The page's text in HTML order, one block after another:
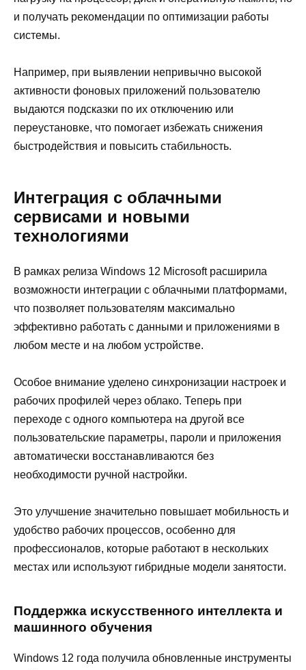
и получать рекомендации по оптимизации работы
системы.
Например, при выявлении непривычно высокой
активности фоновых приложений пользователю
выдаются подсказки по их отключению или
переустановке, что помогает избежать снижения
быстродействия и повысить стабильность.
Интеграция с облачными
сервисами и новыми
технологиями
В рамках релиза Windows 12 Microsoft расширила
возможности интеграции с облачными платформами,
что позволяет пользователям максимально
эффективно работать с данными и приложениями в
любом месте и на любом устройстве.
Особое внимание уделено синхронизации настроек и
рабочих профилей через облако. Теперь при
переходе с одного компьютера на другой все
пользовательские параметры, пароли и приложения
автоматически восстанавливаются без
необходимости ручной настройки.
Это улучшение значительно повышает мобильность и
удобство рабочих процессов, особенно для
профессионалов, которые работают в нескольких
местах или используют гибридные модели занятости.
Поддержка искусственного интеллекта и
машинного обучения
Windows 12 года получила обновленные инструменты